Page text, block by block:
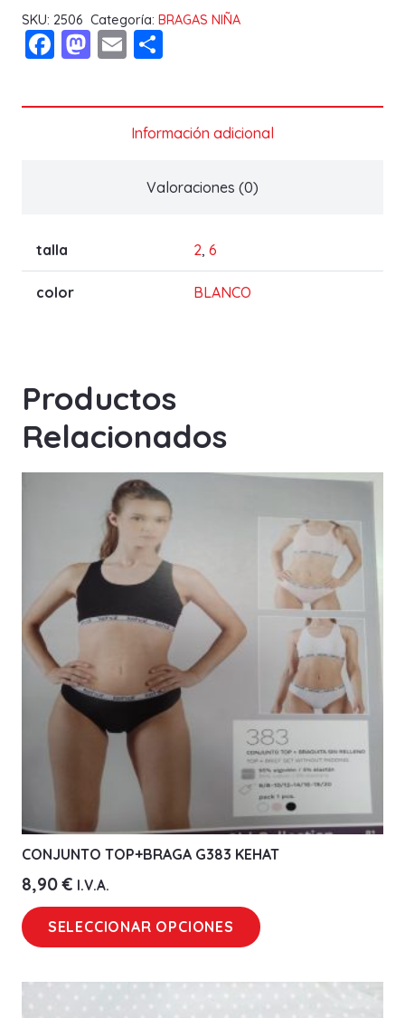
CALADA
3321
LARA
SKU: 2506 Categoría: BRAGAS NIÑA
Facebook
Mastodon
Email
Información adicional
Valoraciones (0)
talla 2, 6
color BLANCO
Productos
Relacionados
CONJUNTO TOP+BRAGA G383 KEHAT
8,90€ I.V.A.
SELECCIONAR OPCIONES
múltiples